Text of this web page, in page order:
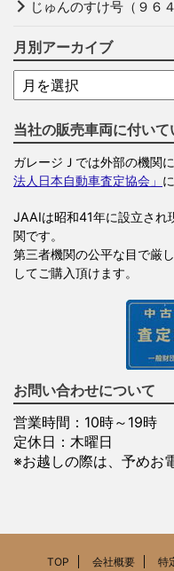
じゅんのすけ号（９６４
月別アーカイブ
当社の販売車両に付い
ガレージＪでは外部の機関
法人日本自動車査定協会」
JAAIは昭和41年に設立され
関です。
第三者機関の公平な目で厳
してご購入頂けます。
お問い合わせについて
営業時間：10時～19時
定休日：木曜日
※お越しの際は、予めお
TOP 会社概要 特